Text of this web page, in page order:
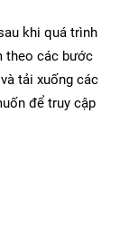
khi quá trình
theo các bước
tải xuống các
để truy cập